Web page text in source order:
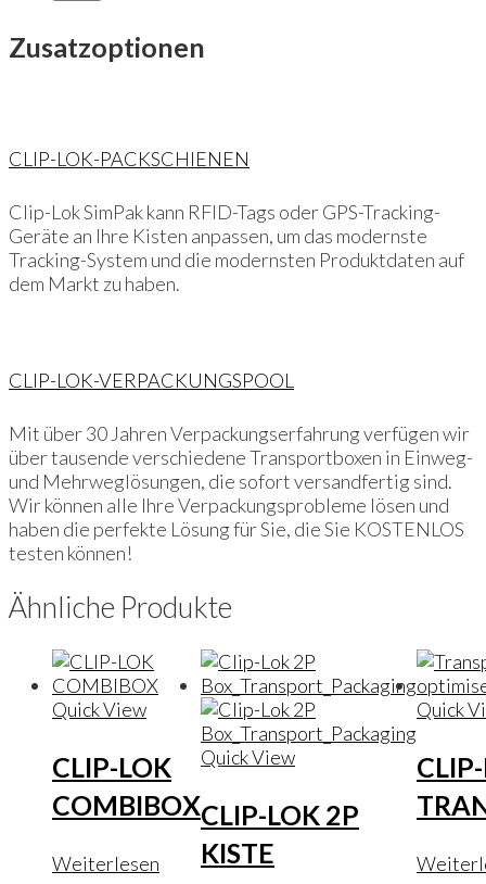
Zusatzoptionen
CLIP-LOK-PACKSCHIENEN
Clip-Lok SimPak kann RFID-Tags oder GPS-Tracking-
Geräte an Ihre Kisten anpassen, um das modernste
Tracking-System und die modernsten Produktdaten auf
dem Markt zu haben.
CLIP-LOK-VERPACKUNGSPOOL
Mit über 30 Jahren Verpackungserfahrung verfügen wir
über tausende verschiedene Transportboxen in Einweg-
und Mehrweglösungen, die sofort versandfertig sind.
Wir können alle Ihre Verpackungsprobleme lösen und
haben die perfekte Lösung für Sie, die Sie KOSTENLOS
testen können!
Ähnliche Produkte
Quick View
CLIP-LOK
COMBIBOX
Weiterlesen
Quick View
CLIP-LOK 2P
KISTE
Quick